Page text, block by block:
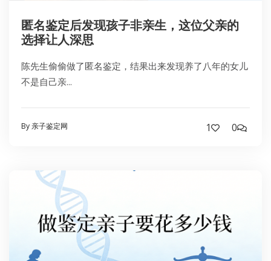
匿名鉴定后发现孩子非亲生，这位父亲的
选择让人深思
陈先生偷偷做了匿名鉴定，结果出来发现养了八年的女儿
不是自己亲...
By 亲子鉴定网 1 0